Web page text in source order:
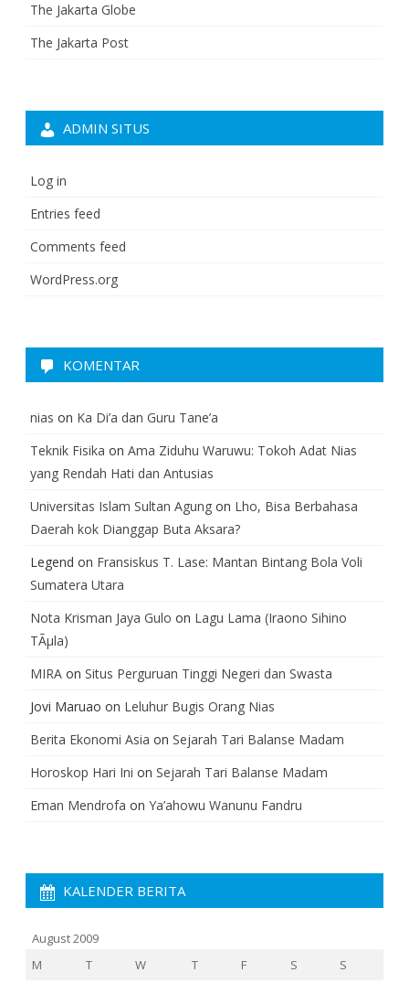
The Jakarta Globe
The Jakarta Post
ADMIN SITUS
Log in
Entries feed
Comments feed
WordPress.org
KOMENTAR
nias on Ka Di’a dan Guru Tane’a
Teknik Fisika on Ama Ziduhu Waruwu: Tokoh Adat Nias
yang Rendah Hati dan Antusias
Universitas Islam Sultan Agung on Lho, Bisa Berbahasa
Daerah kok Dianggap Buta Aksara?
Legend on Fransiskus T. Lase: Mantan Bintang Bola Voli
Sumatera Utara
Nota Krisman Jaya Gulo on Lagu Lama (Iraono Sihino
TÃµla)
MIRA on Situs Perguruan Tinggi Negeri dan Swasta
Jovi Maruao on Leluhur Bugis Orang Nias
Berita Ekonomi Asia on Sejarah Tari Balanse Madam
Horoskop Hari Ini on Sejarah Tari Balanse Madam
Eman Mendrofa on Ya’ahowu Wanunu Fandru
KALENDER BERITA
August 2009
M
T W T F S S